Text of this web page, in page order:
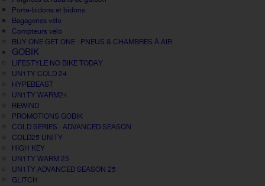
Porte-bidons et bidons
Bagageries vélo
Compteurs velo
BUY ONE GET ONE : PNEUS & CHAMBRES À AIR
GOBIK
LIFESTYLE NO BIKE TODAY
UN1TY COLD 24
HYPEBEAST
UN1TY WARM24
REWIND
PROMOTIONS GOBIK
COLD SERIES · ADVANCED SEASON
COLD25 UNITY
HIGH KEY
UN1TY WARM 25
UN1TY ADVANCED SEASON 25
GLITCH